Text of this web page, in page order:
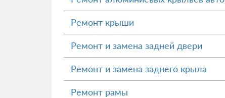
Ремонт крыши
Ремонт и замена задней двери
Ремонт и замена заднего крыла
Ремонт рамы